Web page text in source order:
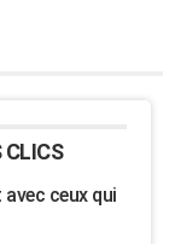
CLICS
ceux qui